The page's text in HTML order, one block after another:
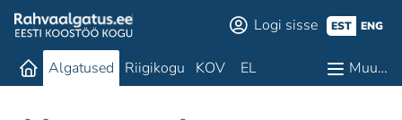
Logi sisse EST ENG
Algatused Riigikogu KOV EL Muu…